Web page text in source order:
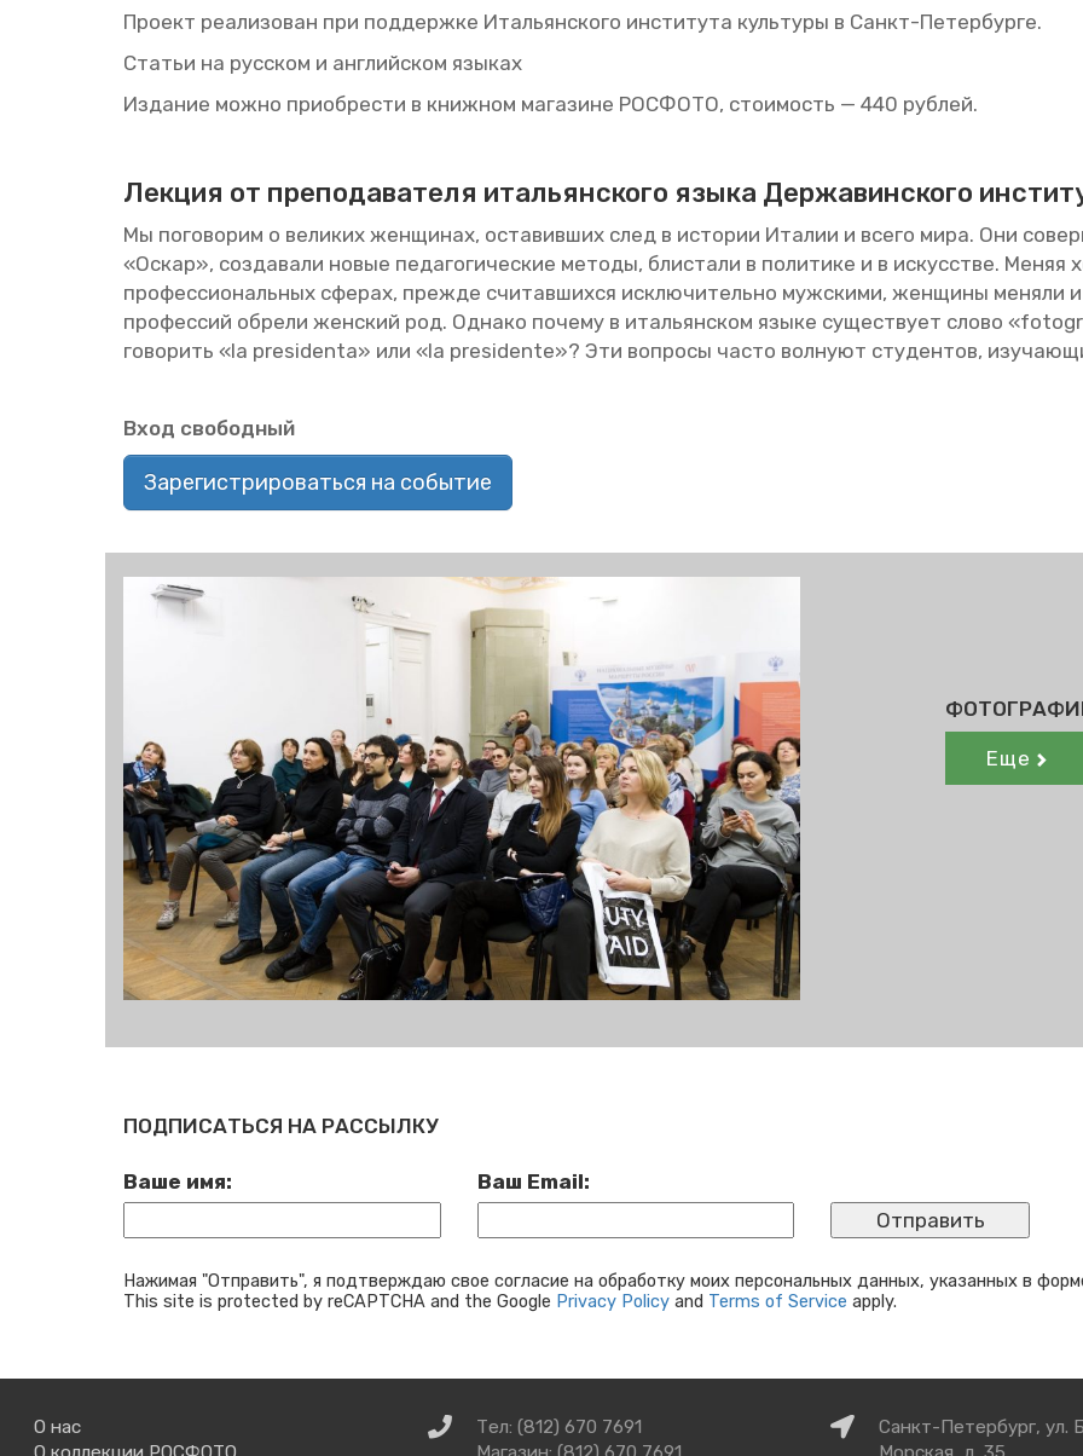
Про­ект ре­а­ли­зо­ван при под­держ­ке Ита­льян­ско­го ин­сти­ту­та куль­ту­ры в Санкт-Пе­тер­бур­ге.
Ста­тьи на рус­ском и ан­глий­ском язы­ках
Из­да­ние можно при­об­ре­сти в книж­ном ма­га­зине РОС­ФО­ТО, сто­и­мость — 440 руб­лей.
Лек­ция от пре­по­да­ва­те­ля ита­льян­ско­го языка Дер­жа­вин­ско­го
Мы по­го­во­рим о ве­ли­ких жен­щи­нах, оста­вив­ших след в ис­то­рии Ита­лии и всего мира. Они
«Оскар», со­зда­ва­ли новые пе­да­го­ги­че­ские ме­то­ды, бли­ста­ли в по­ли­ти­ке и в ис­кус­стве. Меняя
про­фес­си­о­наль­ных сфе­рах, пре­жде счи­тав­ших­ся ис­клю­чи­тель­но муж­ски­ми, жен­щи­ны ме­ня­ли
про­фес­сий об­ре­ли жен­ский род. Од­на­ко по­че­му в ита­льян­ском языке су­ще­ству­ет слово
го­во­рить «la presidenta» или «la presidente»? Эти во­про­сы часто вол­ну­ют сту­ден­тов,
Вход сво­бод­ный
Зарегистрироваться на событие
Еще
ПОДПИСАТЬСЯ НА РАССЫЛКУ
Ваше имя: Ваш Email:
Нажимая "Отправить", я подтверждаю свое согласие на обработку моих персональных данных, указанных в
This site is protected by reCAPTCHA and the Google Privacy Policy and Terms of Service apply.
О нас
Связаться
Тел: (812) 670 7691
Как
добраться
Санкт-Петербург, ул.